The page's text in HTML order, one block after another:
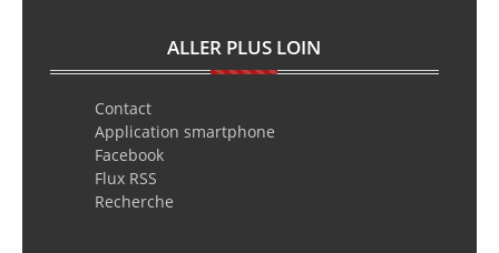
ALLER PLUS LOIN
Contact
Application smartphone
Facebook
Flux RSS
Recherche